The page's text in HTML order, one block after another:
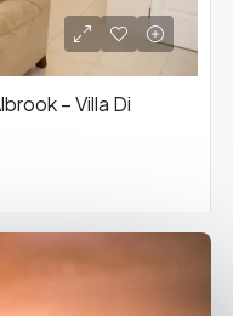
– Villa Di